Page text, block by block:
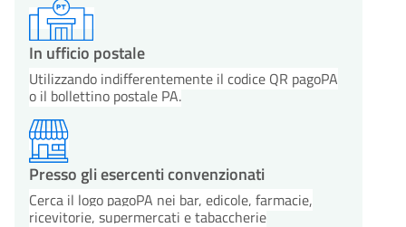
In ufficio postale
Utilizzando indifferentemente il codice QR pagoPA
o il bollettino postale PA.
Presso gli esercenti convenzionati
Cerca il logo pagoPA nei bar, edicole, farmacie,
ricevitorie, supermercati e tabaccherie